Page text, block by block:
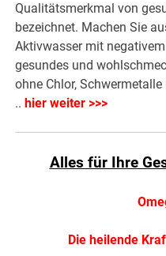
Qualitätsmerkmal von
bezeichnet. Machen Sie
Aktivwasser mit
gesundes und
ohne Chlor,
.. hier weiter >>>
Alles für Ihre
Die heilende